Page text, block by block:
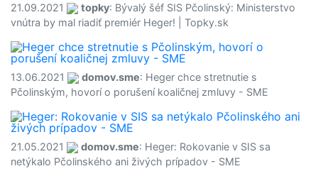
21.09.2021 topky: Bývalý šéf SIS Pčolinský: Ministerstvo
vnútra by mal riadiť premiér Heger! | Topky.sk
13.06.2021 domov.sme: Heger chce stretnutie s
Pčolinským, hovorí o porušení koaličnej zmluvy - SME
21.05.2021 domov.sme: Heger: Rokovanie v SIS sa
netýkalo Pčolinského ani živých prípadov - SME